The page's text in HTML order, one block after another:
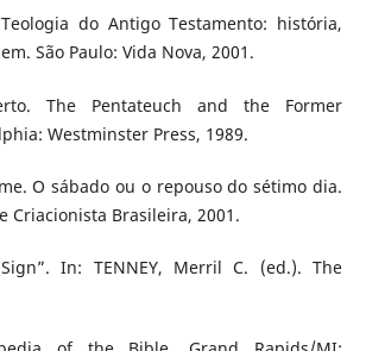
do Antigo Testamento: história,
São Paulo: Vida Nova, 2001.
The Pentateuch and the Former
Westminster Press, 1989.
O sábado ou o repouso do sétimo dia.
Criacionista Brasileira, 2001.
In: TENNEY, Merril C. (ed.). The